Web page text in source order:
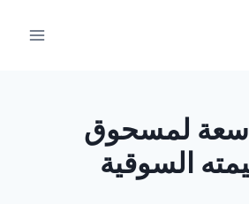
لمسحوق
السوقية